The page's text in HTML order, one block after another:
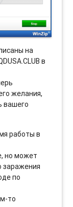
на
в
желания,
вашего
работы в
но может
заражения
по
то